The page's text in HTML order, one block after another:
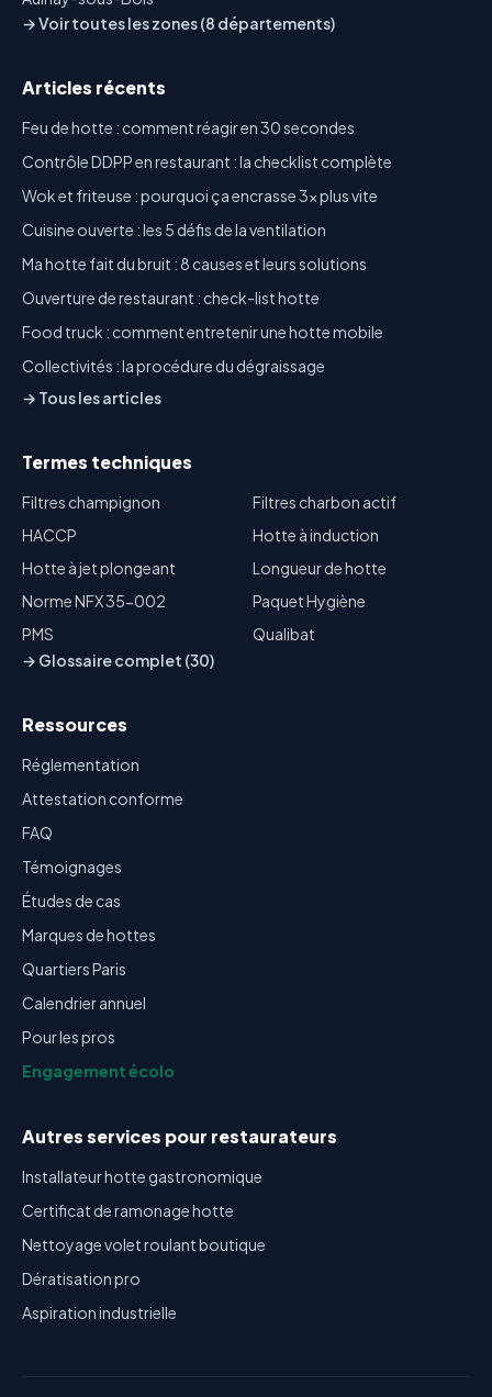
→ Voir toutes les zones (8 départements)
Articles récents
Feu de hotte : comment réagir en 30 secondes
Contrôle DDPP en restaurant : la checklist complète
Wok et friteuse : pourquoi ça encrasse 3x plus vite
Cuisine ouverte : les 5 défis de la ventilation
Ma hotte fait du bruit : 8 causes et leurs solutions
Ouverture de restaurant : check-list hotte
Food truck : comment entretenir une hotte mobile
Collectivités : la procédure du dégraissage
→ Tous les articles
Termes techniques
Filtres champignon
Filtres charbon actif
HACCP
Hotte à induction
Hotte à jet plongeant
Longueur de hotte
Norme NFX 35-002
Paquet Hygiène
PMS
Qualibat
→ Glossaire complet (30)
Ressources
Réglementation
Attestation conforme
FAQ
Témoignages
Études de cas
Marques de hottes
Quartiers Paris
Calendrier annuel
Pour les pros
Engagement écolo
Autres services pour restaurateurs
Installateur hotte gastronomique
Certificat de ramonage hotte
Nettoyage volet roulant boutique
Dératisation pro
Aspiration industrielle